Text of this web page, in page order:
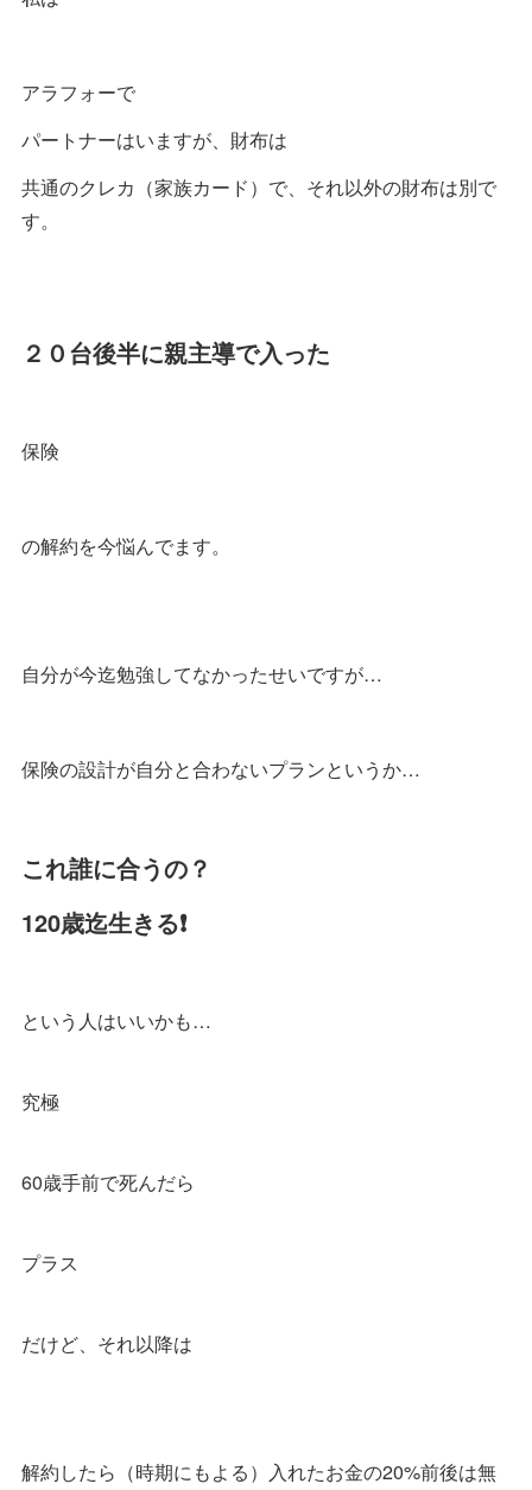
アラフォーで
パートナーはいますが、財布は
共通のクレカ（家族カード）で、それ以外の財布は別で
す。
２０台後半に親主導で入った
保険
の解約を今悩んでます。
自分が今迄勉強してなかったせいですが…
保険の設計が自分と合わないプランというか…
これ誰に合うの？
120歳迄生きる❗️
という人はいいかも…
究極
60歳手前で死んだら
プラス
だけど、それ以降は
解約したら（時期にもよる）入れたお金の20%前後は無